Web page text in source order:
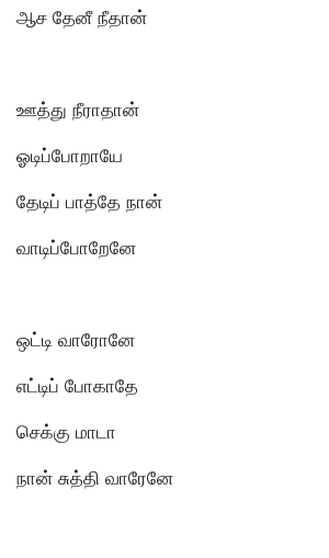
ஆச தேனீ நீதான்
ஊத்து நீராதான்
ஓடிப்போறாயே
தேடிப் பாத்தே நான்
வாடிப்போறேனே
ஒட்டி வாரோனே
எட்டிப் போகாதே
செக்கு மாடா
நான் சுத்தி வாரேனே